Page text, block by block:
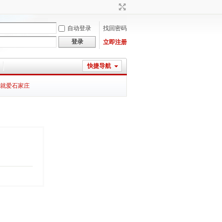
自动登录
找回密码
登录
立即注册
快捷导航
就爱石家庄